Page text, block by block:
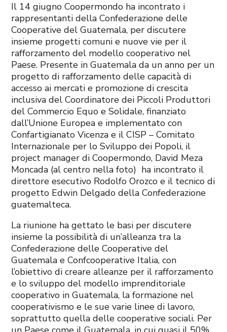
Il 14 giugno Coopermondo ha incontrato i
rappresentanti della Confederazione delle
Cooperative del Guatemala, per discutere
insieme progetti comuni e nuove vie per il
rafforzamento del modello cooperativo nel
Paese. Presente in Guatemala da un anno per un
progetto di rafforzamento delle capacità di
accesso ai mercati e promozione di crescita
inclusiva del Coordinatore dei Piccoli Produttori
del Commercio Equo e Solidale, finanziato
dall’Unione Europea e implementato con
Confartigianato Vicenza e il CISP – Comitato
Internazionale per lo Sviluppo dei Popoli, il
project manager di Coopermondo, David Meza
Moncada (al centro nella foto) ha incontrato il
direttore esecutivo Rodolfo Orozco e il tecnico di
progetto Edwin Delgado della Confederazione
guatemalteca.
La riunione ha gettato le basi per discutere
insieme la possibilità di un’alleanza tra la
Confederazione delle Cooperative del
Guatemala e Confcooperative Italia, con
l’obiettivo di creare alleanze per il rafforzamento
e lo sviluppo del modello imprenditoriale
cooperativo in Guatemala, la formazione nel
cooperativismo e le sue varie linee di lavoro,
soprattutto quella delle cooperative sociali. Per